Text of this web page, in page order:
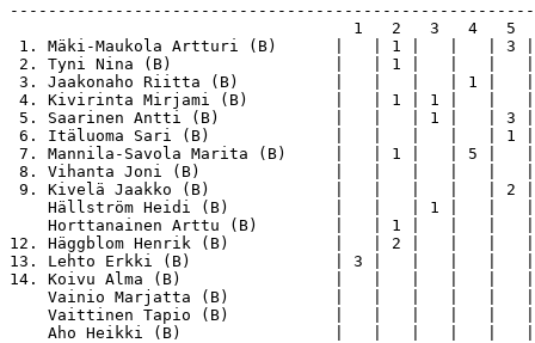
1   2   3   4   5
1. Mäki-Maukola Artturi (B)      |   | 1 |   |   |
2. Tyni Nina (B)                 |   | 1 |   |   |
3. Jaakonaho Riitta (B)          |   |   |   | 1 |
4. Kivirinta Mirjami (B)         |   | 1 | 1 |   |
5. Saarinen Antti (B)            |   |   | 1 |   |
6. Itäluoma Sari (B)             |   |   |   |   | 1
7. Mannila-Savola Marita (B)     |   | 1 |   |
8. Vihanta Joni (B)              |   |   |   |   |
9. Kivelä Jaakko (B)             |   |   |   |   |
Hällström Heidi (B)           |   |   | 1 |   |
Horttanainen Arttu (B)        |   | 1 |   |   |
12. Häggblom Henrik (B)           |   | 2 |   |
13. Lehto Erkki (B)               | 3 |   |   |
14. Koivu Alma (B)                |   |   |   |
Vainio Marjatta (B)           |   |   |   |   |
Vaittinen Tapio (B)           |   |   |   |   |
Aho Heikki (B)                |   |   |   |   |